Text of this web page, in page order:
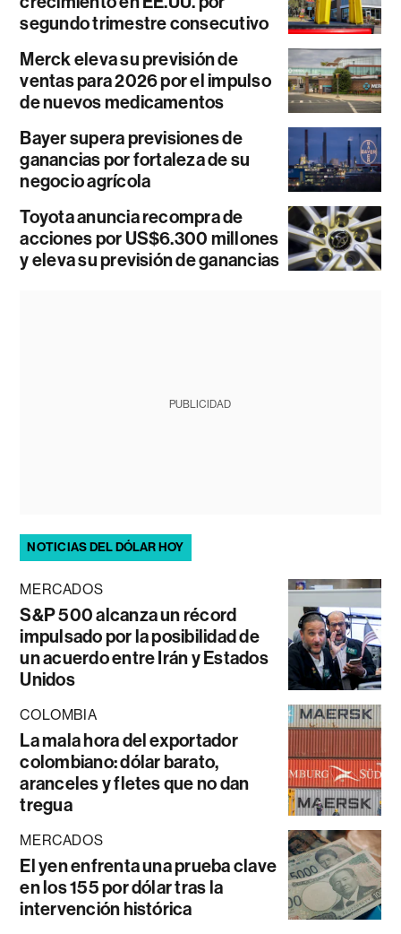
segundo trimestre consecutivo
Merck eleva su previsión de
ventas para 2026 por el impulso
de nuevos medicamentos
Bayer supera previsiones de
ganancias por fortaleza de su
negocio agrícola
Toyota anuncia recompra de
acciones por US$6.300 millones
y eleva su previsión de ganancias
PUBLICIDAD
NOTICIAS DEL DÓLAR HOY
MERCADOS
S&P 500 alcanza un récord
impulsado por la posibilidad de
un acuerdo entre Irán y Estados
Unidos
COLOMBIA
La mala hora del exportador
colombiano: dólar barato,
aranceles y fletes que no dan
tregua
MERCADOS
El yen enfrenta una prueba clave
en los 155 por dólar tras la
intervención histórica